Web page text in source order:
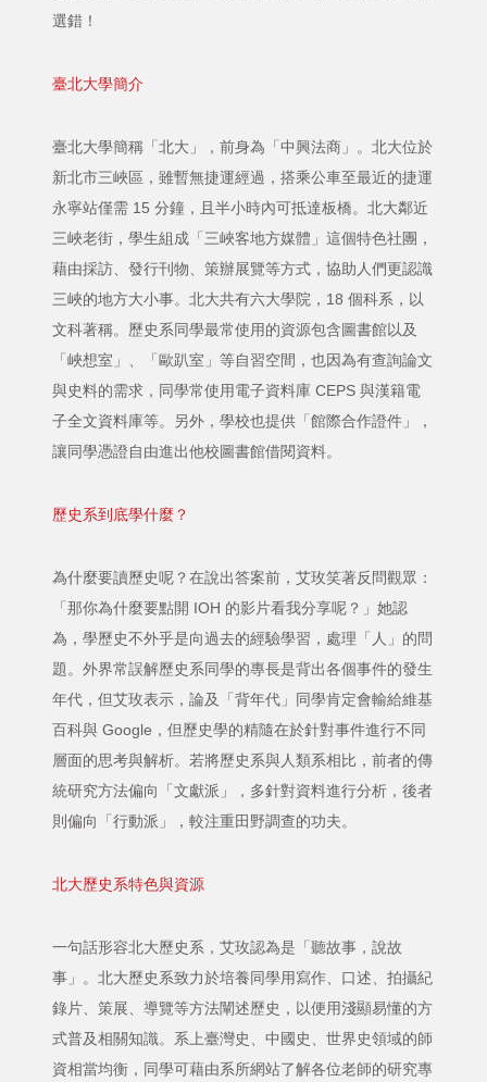
選錯！
臺北大學簡介
臺北大學簡稱「北大」，前身為「中興法商」。北大位於
新北市三峽區，雖暫無捷運經過，搭乘公車至最近的捷運
永寧站僅需 15 分鐘，且半小時內可抵達板橋。北大鄰近
三峽老街，學生組成「三峽客地方媒體」這個特色社團，
藉由採訪、發行刊物、策辦展覽等方式，協助人們更認識
三峽的地方大小事。北大共有六大學院，18 個科系，以
文科著稱。歷史系同學最常使用的資源包含圖書館以及
「峽想室」、「歐趴室」等自習空間，也因為有查詢論文
與史料的需求，同學常使用電子資料庫 CEPS 與漢籍電
子全文資料庫等。另外，學校也提供「館際合作證件」，
讓同學憑證自由進出他校圖書館借閱資料。
歷史系到底學什麼？
為什麼要讀歷史呢？在說出答案前，艾玫笑著反問觀眾：
「那你為什麼要點開 IOH 的影片看我分享呢？」她認
為，學歷史不外乎是向過去的經驗學習，處理「人」的問
題。外界常誤解歷史系同學的專長是背出各個事件的發生
年代，但艾玫表示，論及「背年代」同學肯定會輸給維基
百科與 Google，但歷史學的精隨在於針對事件進行不同
層面的思考與解析。若將歷史系與人類系相比，前者的傳
統研究方法偏向「文獻派」，多針對資料進行分析，後者
則偏向「行動派」，較注重田野調查的功夫。
北大歷史系特色與資源
一句話形容北大歷史系，艾玫認為是「聽故事，說故
事」。北大歷史系致力於培養同學用寫作、口述、拍攝紀
錄片、策展、導覽等方法闡述歷史，以便用淺顯易懂的方
式普及相關知識。系上臺灣史、中國史、世界史領域的師
資相當均衡，同學可藉由系所網站了解各位老師的研究專